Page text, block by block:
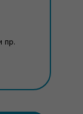
пр.